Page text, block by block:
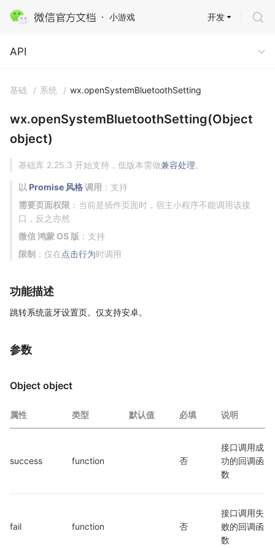
小游戏
API
开发
API
基础 / 系统 / wx.openSystemBluetoothSetting
wx.openSystemBluetoothSetting(Object
object)
基础库 2.25.3 开始支持，低版本需做兼容处理。
以 Promise 风格调用 ：支持
需要页面权限 ：当前是插件页面时，宿主小程序不能调用该接
口，反之亦然
微信 鸿蒙 OS 版 ：支持
限制 ：仅在点击行为时调用
功能描述
跳转系统蓝牙设置页。仅支持安卓。
参数
Object object
属性 类型 默认值 必填 说明
success function 否
接口调用成
功的回调函
数
fail function 否
接口调用失
败的回调函
数